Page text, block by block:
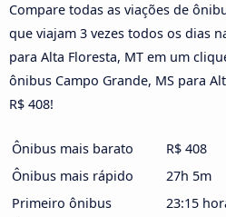
Compare todas as viações de
que viajam 3 vezes todos os dias
para Alta Floresta, MT em um
ônibus Campo Grande, MS para
R$ 408!
Ônibus mais barato
R$ 408
Ônibus mais rápido
27h 5m
Primeiro ônibus
23:15